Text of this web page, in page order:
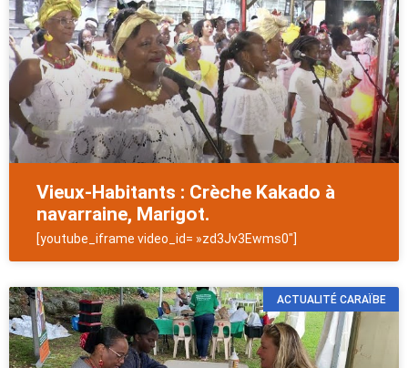
Vieux-Habitants : Crèche Kakado à
navarraine, Marigot.
[youtube_iframe video_id= »zd3Jv3Ewms0″]
ACTUALITÉ CARAÏBE